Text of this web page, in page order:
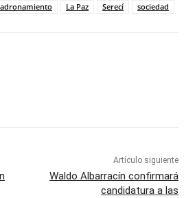
La Paz Serecí sociedad
Artículo siguiente
Waldo Albarracín confirmará
candidatura a las